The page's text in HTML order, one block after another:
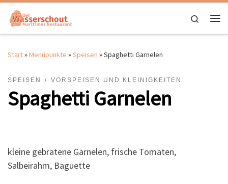
Zum Inhalt springen
Search
Start»Menüpunkte »Speisen »Spaghetti Garnelen
SPEISEN VORSPEISEN UND KLEINIGKEITEN
Spaghetti Garnelen
kleine gebratene Garnelen, frische Tomaten,
Salbeirahm, Baguette